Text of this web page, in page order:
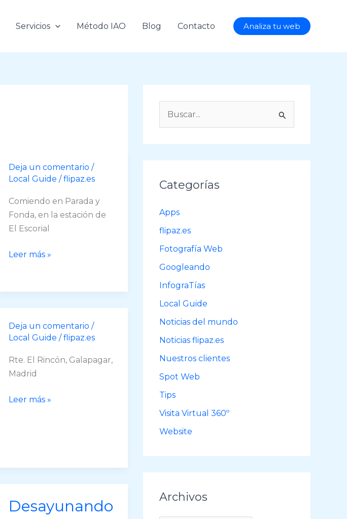
Servicios Método IAO Blog Contacto Analiza tu web
Deja un comentario /
Local Guide /flipaz.es
Comiendo en Parada y
Fonda, en la estación de
El Escorial
Comiendo
Leer más »
Deja un comentario /
Local Guide /flipaz.es
Rte. El Rincón, Galapagar,
Madrid
Biencontentos
Leer más »
Desayunando
r
:
Categorías
Apps
flipaz.es
Fotografía Web
Googleando
InfograTías
Local Guide
Noticias del mundo
Noticias flipaz.es
Nuestros clientes
Spot Web
Tips
Visita Virtual 360º
Website
Archivos